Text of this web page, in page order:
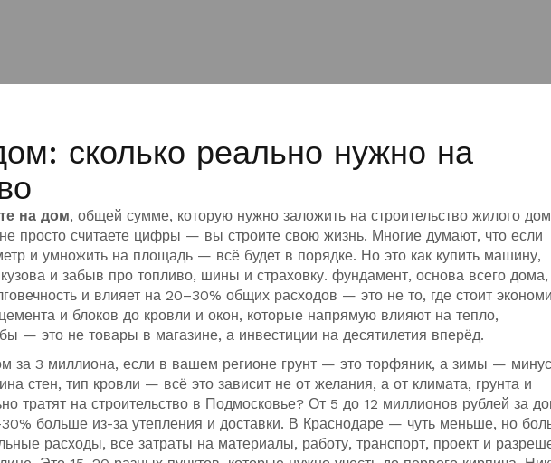
сколько реально нужно на
на дом, общей сумме, которую нужно заложить на строительство жилого
просто считаете цифры — вы строите свою жизнь. Многие думают, что если
и умножить на площадь — всё будет в порядке. Но это как купить машину,
и забыв про топливо, шины и страховку. фундамент, основа всего дома,
и влияет на 20–30% общих расходов — это не то, где стоит
и блоков до кровли и окон, которые напрямую влияют на тепло,
— это не товары в магазине, а инвестиции на десятилетия вперёд.
за 3 миллиона, если в вашем регионе грунт — это торфяник, а зимы —
стен, тип кровли — всё это зависит не от желания, а от климата, грунта и
тратят на строительство в Подмосковье? От 5 до 12 миллионов рублей за
больше из-за утепления и доставки. В Краснодаре — чуть меньше, но
расходы, все затраты на материалы, работу, транспорт, проект и